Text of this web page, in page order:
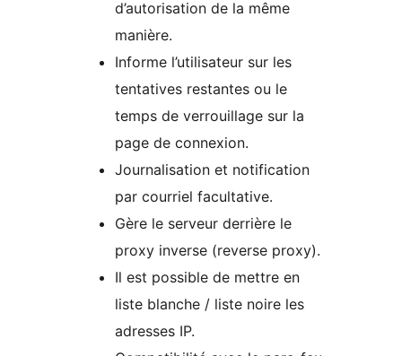
d’autorisation de la même
manière.
Informe l’utilisateur sur les
tentatives restantes ou le
temps de verrouillage sur la
page de connexion.
Journalisation et notification
par courriel facultative.
Gère le serveur derrière le
proxy inverse (reverse proxy).
Il est possible de mettre en
liste blanche / liste noire les
adresses IP.